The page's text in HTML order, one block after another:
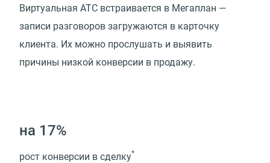
Виртуальная АТС встраивается в Мегаплан —
записи разговоров загружаются в карточку
клиента. Их можно прослушать и выявить
причины низкой конверсии в продажу.
на 17%
рост конверсии в сделку*